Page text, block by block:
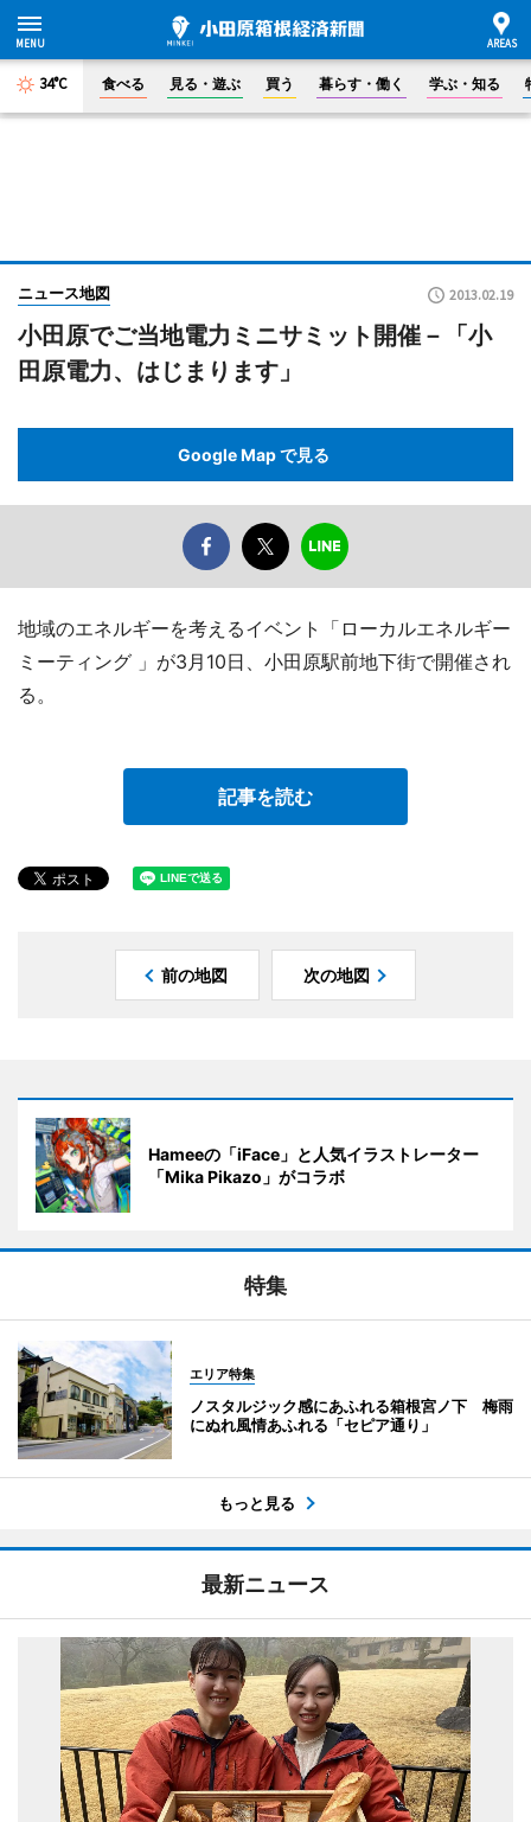
34°C 食べる 見る・遊ぶ 買う 暮らす・働く 学ぶ・知る
ニュース地図 2013.02.19
小田原でご当地電力ミニサミット開催－「小
田原電力、はじまります」
Google Map で見る
地域のエネルギーを考えるイベント「ローカルエネルギー
ミーティング 」が3月10日、小田原駅前地下街で開催され
る。
記事を読む
前の地図 次の地図
Hameeの「iFace」と人気イラストレーター
「Mika Pikazo」がコラボ
特集
エリア特集
ノスタルジック感にあふれる箱根宮ノ下 梅雨
にぬれ風情あふれる「セピア通り」
もっと見る
最新ニュース